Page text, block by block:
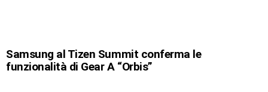
Samsung al Tizen Summit conferma le
funzionalità di Gear A “Orbis”